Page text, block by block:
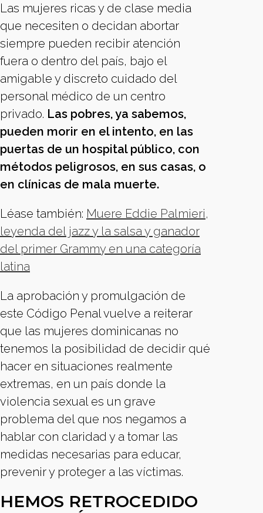
Las mujeres ricas y de clase media
que necesiten o decidan abortar
siempre pueden recibir atención
fuera o dentro del país, bajo el
amigable y discreto cuidado del
personal médico de un centro
privado. Las pobres, ya sabemos,
pueden morir en el intento, en las
puertas de un hospital público, con
métodos peligrosos, en sus casas, o
en clínicas de mala muerte.
Léase también: Muere Eddie Palmieri,
leyenda del jazz y la salsa y ganador
del primer Grammy en una categoría
latina
La aprobación y promulgación de
este Código Penal vuelve a reiterar
que las mujeres dominicanas no
tenemos la posibilidad de decidir qué
hacer en situaciones realmente
extremas, en un país donde la
violencia sexual es un grave
problema del que nos negamos a
hablar con claridad y a tomar las
medidas necesarias para educar,
prevenir y proteger a las víctimas.
HEMOS RETROCEDIDO